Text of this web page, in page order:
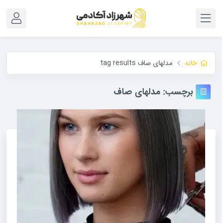
خانه مدلهای صاف tag results
برچسب: مدلهای صاف